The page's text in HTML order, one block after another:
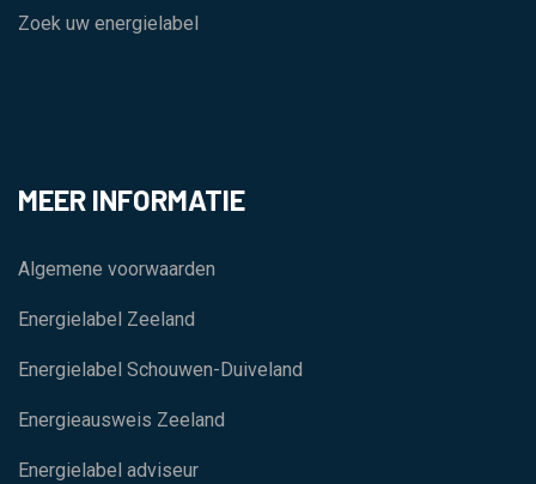
Zoek uw energielabel
MEER INFORMATIE
Algemene voorwaarden
Energielabel Zeeland
Energielabel Schouwen-Duiveland
Energieausweis Zeeland
Energielabel adviseur